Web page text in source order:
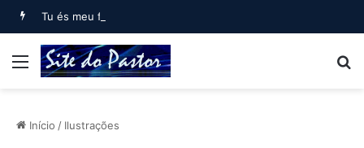
Tu és meu filho, Eu hoje te gerei (Salmo 2)
Menu
Início / Ilustrações